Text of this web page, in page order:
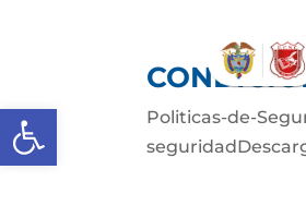
Abrir barra de herramientas
Politicas-de-